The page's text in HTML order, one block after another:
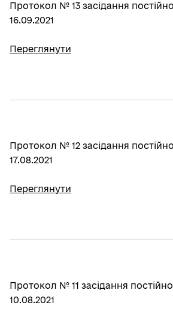
Протокол № 13 засідання постійної
16.09.2021
Переглянути
Протокол № 12 засідання постійної
17.08.2021
Переглянути
Протокол № 11 засідання постійної
10.08.2021